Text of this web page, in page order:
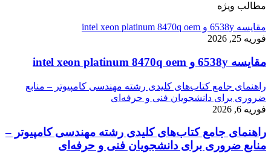
مطالب ویژه
مقایسه 6538y و intel xeon platinum 8470q oem
فوریه 25, 2026
مقایسه 6538y و intel xeon platinum 8470q oem
راهنمای جامع کتاب‌های کلیدی رشته مهندسی کامپیوتر – منابع
ضروری برای دانشجویان فنی و حرفه‌ای
فوریه 6, 2026
راهنمای جامع کتاب‌های کلیدی رشته مهندسی کامپیوتر –
منابع ضروری برای دانشجویان فنی و حرفه‌ای